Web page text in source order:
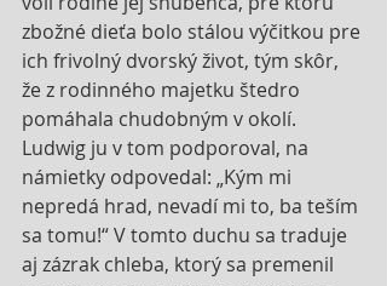
zbožné dieťa bolo stálou výčitkou pre
ich frivolný dvorský život, tým skôr,
že z rodinného majetku štedro
pomáhala chudobným v okolí.
Ludwig ju v tom podporoval, na
námietky odpovedal: „Kým mi
nepredá hrad, nevadí mi to, ba teším
sa tomu!“ V tomto duchu sa traduje
aj zázrak chleba, ktorý sa premenil